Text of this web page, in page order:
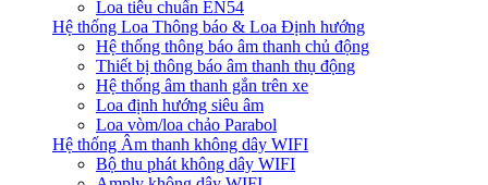
Loa tiêu chuẩn EN54
Hệ thống Loa Thông báo & Loa Định hướng
Hệ thống thông báo âm thanh chủ động
Thiết bị thông báo âm thanh thụ động
Hệ thống âm thanh gắn trên xe
Loa định hướng siêu âm
Loa vòm/loa chảo Parabol
Hệ thống Âm thanh không dây WIFI
Bộ thu phát không dây WIFI